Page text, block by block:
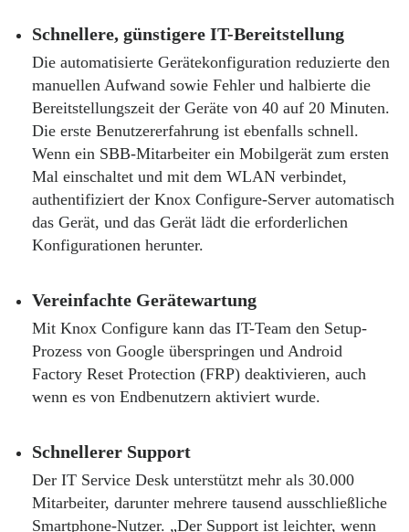
Schnellere, günstigere IT-Bereitstellung
Die automatisierte Gerätekonfiguration reduzierte den
manuellen Aufwand sowie Fehler und halbierte die
Bereitstellungszeit der Geräte von 40 auf 20 Minuten.
Die erste Benutzererfahrung ist ebenfalls schnell.
Wenn ein SBB-Mitarbeiter ein Mobilgerät zum ersten
Mal einschaltet und mit dem WLAN verbindet,
authentifiziert der Knox Configure-Server automatisch
das Gerät, und das Gerät lädt die erforderlichen
Konfigurationen herunter.
Vereinfachte Gerätewartung
Mit Knox Configure kann das IT-Team den Setup-
Prozess von Google überspringen und Android
Factory Reset Protection (FRP) deaktivieren, auch
wenn es von Endbenutzern aktiviert wurde.
Schnellerer Support
Der IT Service Desk unterstützt mehr als 30.000
Mitarbeiter, darunter mehrere tausend ausschließliche
Smartphone-Nutzer. „Der Support ist leichter, wenn